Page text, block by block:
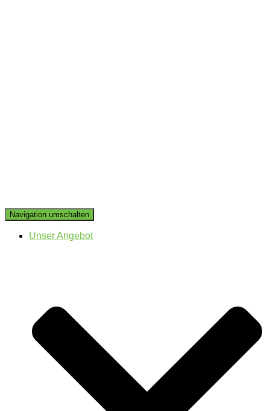
Navigation umschalten
Unser Angebot